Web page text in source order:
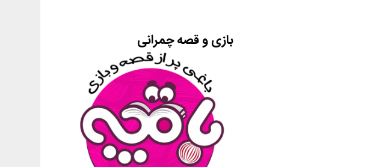
بازی و قصه چمرانی